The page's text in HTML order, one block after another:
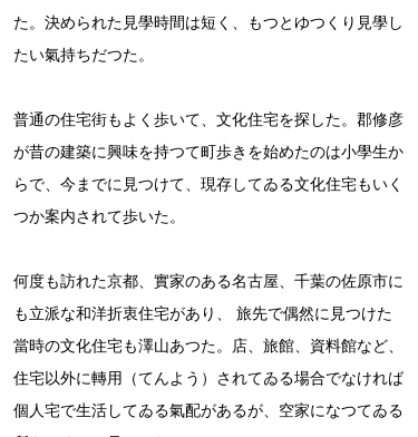
た。決められた見學時間は短く、もつとゆつくり見學し
たい氣持ちだつた。
普通の住宅街もよく歩いて、文化住宅を探した。郡修彦
が昔の建築に興味を持つて町歩きを始めたのは小學生か
らで、今までに見つけて、現存してゐる文化住宅もいく
つか案内されて歩いた。
何度も訪れた京都、實家のある名古屋、千葉の佐原市に
も立派な和洋折衷住宅があり、 旅先で偶然に見つけた
當時の文化住宅も澤山あつた。店、旅館、資料館など、
住宅以外に轉用（てんよう）されてゐる場合でなければ
個人宅で生活してゐる氣配があるが、空家になつてゐる